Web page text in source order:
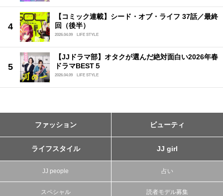
【コミック連載】シード・オブ・ライフ 37話／最終
回（後半）
2026.04.09 LIFE STYLE
【JJドラマ部】オタクが選んだ絶対面白い2026年春
ドラマBEST５
2026.04.09 LIFE STYLE
ファッション ビューティ
ライフスタイル JJ girl
JJ people 占い
スペシャル 読者モデル募集